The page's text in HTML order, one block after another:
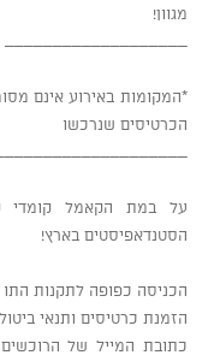
מגוון!
*המקומות באירוע אינם
הכרטיסים שנרכשו
על במת הקאמל קומדי
הסטנדאפיסטים בארץ!
הכניסה כפופה לתקנות התו
הזמנת כרטיסים ותנאי
כתובת המייל של